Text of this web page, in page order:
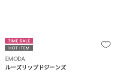
EMODA
ルーズリップドジーンズ